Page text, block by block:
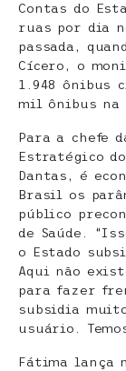
Contas do
ruas por dia
passada,
Cícero, o
1.948 ônibus
mil ônibus na
Para a chefe
Estratégico
Dantas, é
Brasil os
público
de Saúde.
o Estado
Aqui não
para fazer
subsidia
usuário.
Fátima lança